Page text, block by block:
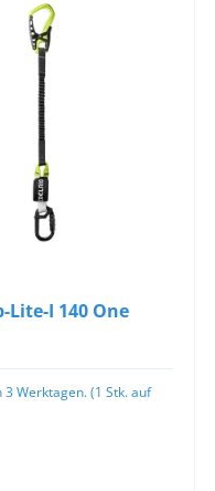
Lite-I 140 One
3 Werktagen. (1 Stk. auf
WARENKORB